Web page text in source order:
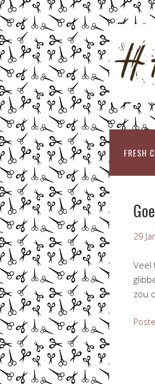
FRESH
29
Veel
zou